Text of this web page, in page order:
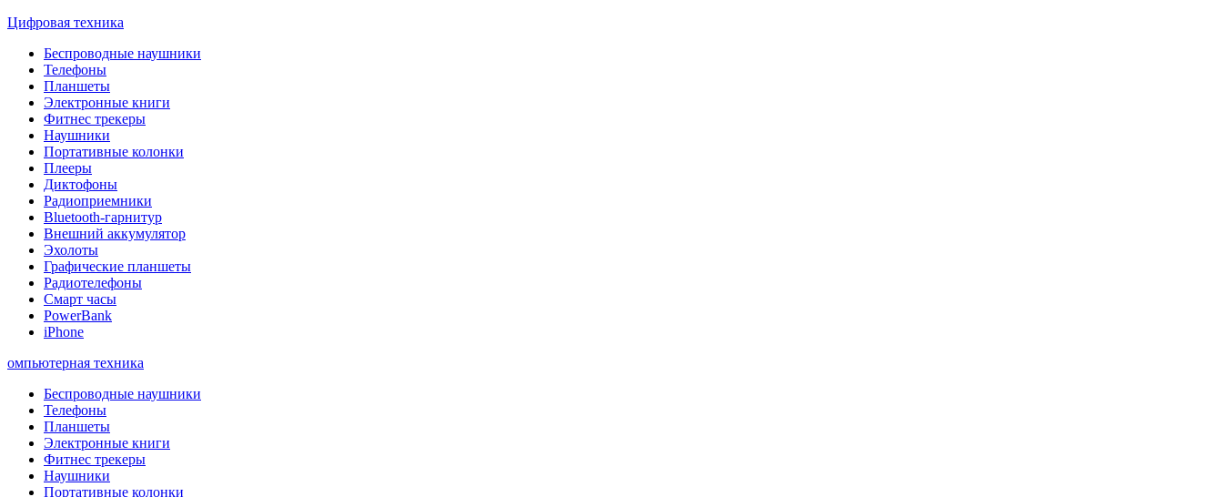
Цифровая техника
Беспроводные наушники
Телефоны
Планшеты
Электронные книги
Фитнес трекеры
Наушники
Портативные колонки
Плееры
Диктофоны
Радиоприемники
Bluetooth-гарнитур
Внешний аккумулятор
Эхолоты
Графические планшеты
Радиотелефоны
Смарт часы
PowerBank
iPhone
омпьютерная техника
Беспроводные наушники
Телефоны
Планшеты
Электронные книги
Фитнес трекеры
Наушники
Портативные колонки